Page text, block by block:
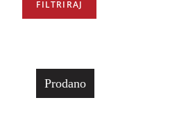
Prodano